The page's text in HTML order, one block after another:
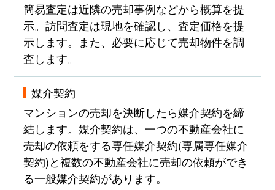
簡易査定は近隣の売却事例などから概算を提
示。訪問査定は現地を確認し、査定価格を提
示します。また、必要に応じて売却物件を調
査します。
媒介契約
マンションの売却を決断したら媒介契約を締
結します。媒介契約は、一つの不動産会社に
売却の依頼をする専任媒介契約(専属専任媒介
契約)と複数の不動産会社に売却の依頼ができ
る一般媒介契約があります。